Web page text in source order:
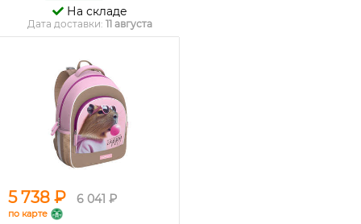
На складе
Дата доставки: 11 августа
5 738 ₽ 6 041 ₽
по карте